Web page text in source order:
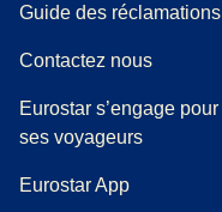
Guide des réclamations((
Contactez nous
Eurostar s’engage pour
ses voyageurs
Eurostar App